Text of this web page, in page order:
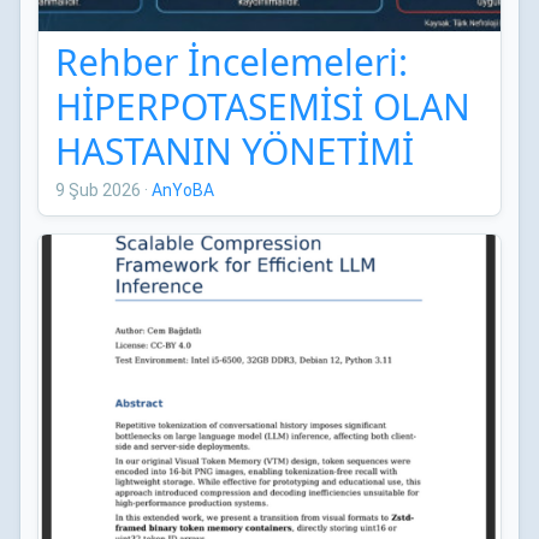
Rehber İncelemeleri:
HİPERPOTASEMİSİ OLAN
HASTANIN YÖNETİMİ
TÜRK NEFROLOJİ
DERNEĞİ UZMAN
GÖRÜŞÜ RAPORU
9 Şub 2026 · AnYoBA